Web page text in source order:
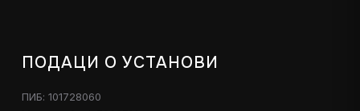
ПОДАЦИ О УСТАНОВИ
ПИБ: 101728060